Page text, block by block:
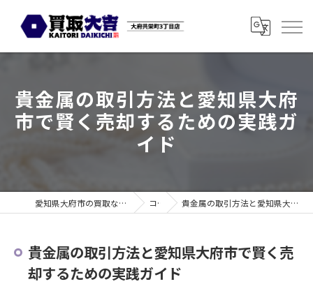
貴金属の取引方法と愛知県大府
市で賢く売却するための実践ガ
イド
愛知県大府市の買取なら買取大吉 大府共栄町3丁目店 コラム 貴金属の取引方法と愛知県大府市で賢く売却するための実践ガイド
貴金属の取引方法と愛知県大府市で賢く売
却するための実践ガイド